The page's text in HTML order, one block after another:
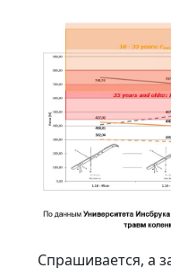
Спрашивается, а